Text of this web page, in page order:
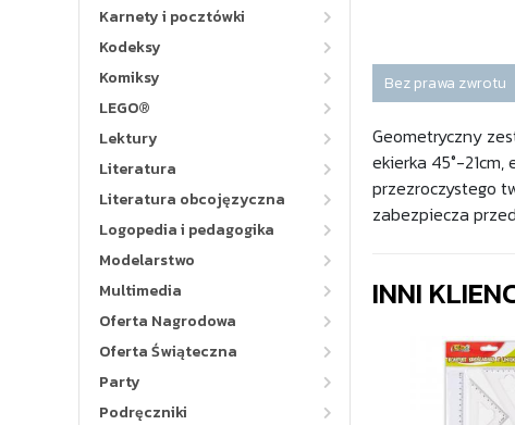
Karnety i pocztówki
Kodeksy
Komiksy
LEGO®
Lektury
Literatura
Literatura obcojęzyczna
Logopedia i pedagogika
Modelarstwo
Multimedia
Oferta Nagrodowa
Oferta Świąteczna
Party
Podręczniki
Bez prawa zwrotu
Geometryczny
ekierka 45°-
przezroczystego
zabezpiecza
INNI